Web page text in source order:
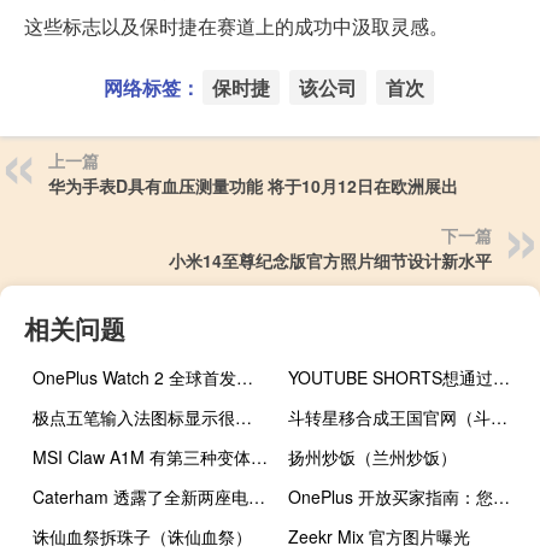
这些标志以及保时捷在赛道上的成功中汲取灵感。
网络标签： 保时捷 该公司 首次
上一篇
华为手表D具有血压测量功能 将于10月12日在欧洲展出
下一篇
小米14至尊纪念版官方照片细节设计新水平
相关问题
OnePlus Watch 2 全球首发：一款电池续航时间超过 2 天的 Wear OS 智能手表
YOUTUBE SHORTS想通过给你更多的钱来击败TIKTOK
极点五笔输入法图标显示很小（极点五笔7 13）
斗转星移合成王国官网（斗转星移合成王国）
MSI Claw A1M 有第三种变体 以下是其规格和价格
扬州炒饭（兰州炒饭）
Caterham 透露了全新两座电动汽车的计划
OnePlus 开放买家指南：您需要了解的一切
诛仙血祭拆珠子（诛仙血祭）
Zeekr Mix 官方图片曝光